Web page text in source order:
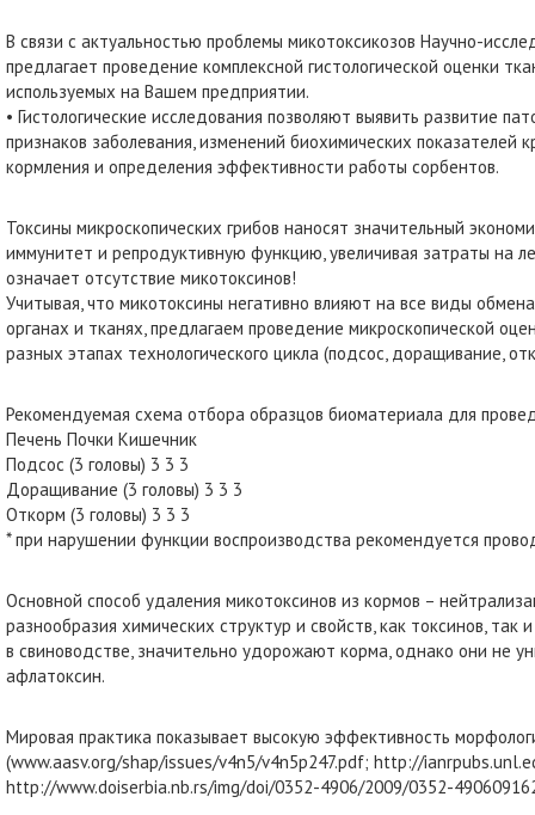
В связи с актуальностью проблемы микотоксикозов Научно-
предлагает проведение комплексной гистологической оценки
используемых на Вашем предприятии.
• Гистологические исследования позволяют выявить развитие
признаков заболевания, изменений биохимических
кормления и определения эффективности работы сорбентов.
Токсины микроскопических грибов наносят значительный
иммунитет и репродуктивную функцию, увеличивая затраты на
означает отсутствие микотоксинов!
Учитывая, что микотоксины негативно влияют на все виды
органах и тканях, предлагаем проведение микроскопической
разных этапах технологического цикла (подсос, доращивание,
Рекомендуемая схема отбора образцов биоматериала для
Печень Почки Кишечник
Подсос (3 головы) 3 3 3
Доращивание (3 головы) 3 3 3
Откорм (3 головы) 3 3 3
* при нарушении функции воспроизводства рекомендуется
Основной способ удаления микотоксинов из кормов –
разнообразия химических структур и свойств, как токсинов,
в свиноводстве, значительно удорожают корма, однако они не
афлатоксин.
Мировая практика показывает высокую эффективность
(www.aasv.org/shap/issues/v4n5/v4n5p247.pdf; http://
http://www.doiserbia.nb.rs/img/doi/0352-4906/2009/0352-